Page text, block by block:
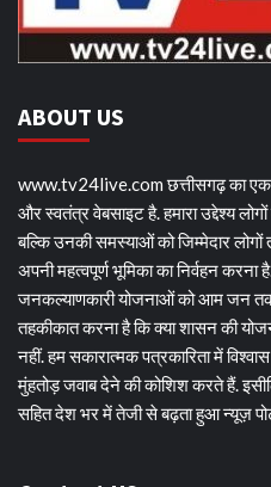
ABOUT US
www.tv24live.com छत्तीसगढ़ का एक
और स्वतंत्र वेबसाइट है. हमारा उद्देश्य
बल्कि उनकी समस्याओं को जिम्मेदार
अपनी महत्वपूर्ण भूमिका का निर्वहन
जनकल्याणकारी योजनाओं को आम जन तक
तहकीकात करना है कि क्या शासन की
नहीं. हम सकारात्मक पत्रकारिता में
मुंहतोड़ जवाब देने की कोशिश करते हैं.
सहित देश भर में तेजी से बढ़ता हुआ न्यूज़